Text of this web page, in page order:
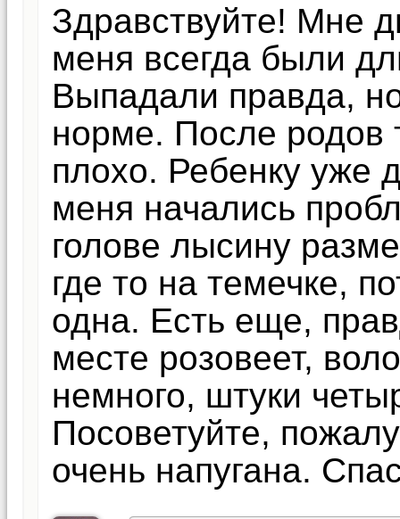
Здравствуйте! Мне
меня всегда были
Выпадали правда,
норме. После родов
плохо. Ребенку уже
меня начались
голове лысину
где то на темечке,
одна. Есть еще,
месте розовеет,
немного, штуки
Посоветуйте,
очень напугана.